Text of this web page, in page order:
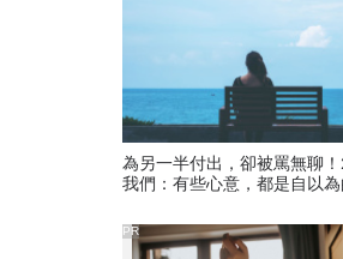
為另一半付出，卻被罵無聊
我們：有些心意，都是自以
PR